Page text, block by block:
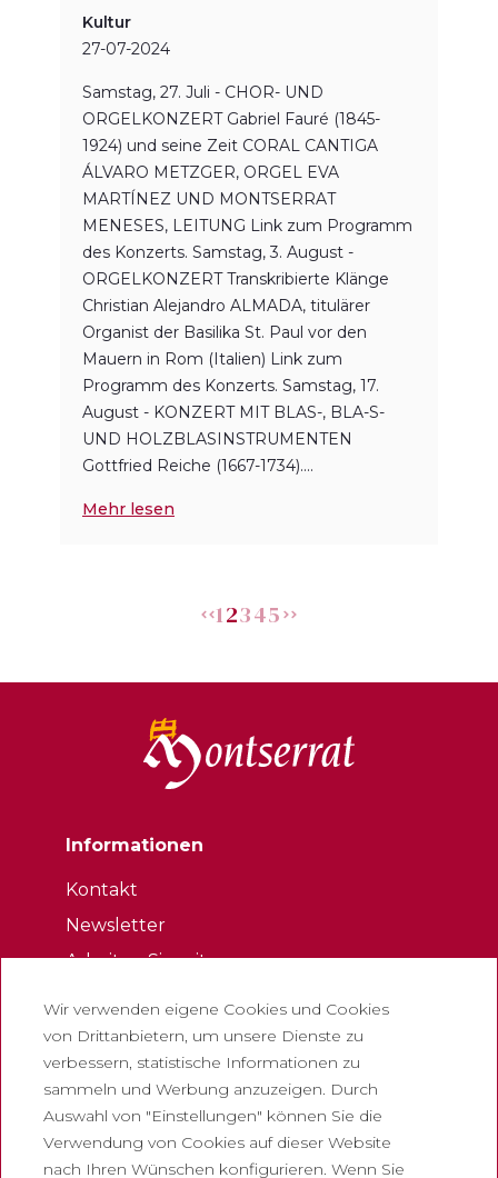
Kultur
27-07-2024
Samstag, 27. Juli - CHOR- UND
ORGELKONZERT Gabriel Fauré (1845-
1924) und seine Zeit CORAL CANTIGA
ÁLVARO METZGER, ORGEL EVA
MARTÍNEZ UND MONTSERRAT
MENESES, LEITUNG Link zum Programm
des Konzerts. Samstag, 3. August -
ORGELKONZERT Transkribierte Klänge
Christian Alejandro ALMADA, titulärer
Organist der Basilika St. Paul vor den
Mauern in Rom (Italien) Link zum
Programm des Konzerts. Samstag, 17.
August - KONZERT MIT BLAS-, BLA-S-
UND HOLZBLASINSTRUMENTEN
Gottfried Reiche (1667-1734)....
Mehr lesen
12345
Informationen
Kontakt
Newsletter
Arbeiten Sie mit uns
Eintrittskarte für touristen
Rechtliches
Datenschutzrichtlinie
Cookie-Richtlinie
Wir verwenden eigene Cookies und Cookies
von Drittanbietern, um unsere Dienste zu
verbessern, statistische Informationen zu
sammeln und Werbung anzuzeigen. Durch
Auswahl von "Einstellungen" können Sie die
Verwendung von Cookies auf dieser Website
nach Ihren Wünschen konfigurieren. Wenn Sie